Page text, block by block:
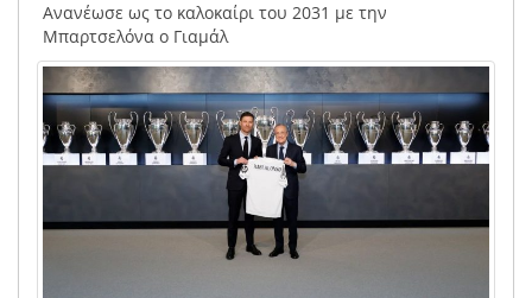
Ανανέωσε ως το καλοκαίρι του 2031 με την
Μπαρτσελόνα ο Γιαμάλ